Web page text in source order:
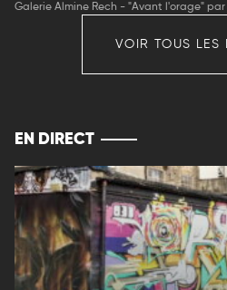
Galerie Almine Rech - "Avant l'orage"
VOIR TOUS LES
EN DIRECT